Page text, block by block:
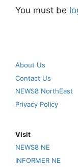
You must be
About Us
Contact Us
NEWS8 NorthEast
Privacy Policy
Visit
NEWS8 NE
INFORMER NE